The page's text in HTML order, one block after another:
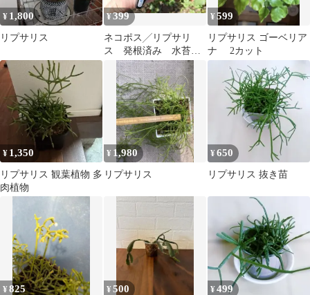
¥ 1,800
リプサリス
¥399
ネコポス╱リプサリ
ス 発根済み 水苔栽
培 匿名配送
¥599
リプサリス ゴーベリア
ナ 2カット
¥ 1,350
リプサリス 観葉植物 多
肉植物
¥ 1,980
リプサリス
¥650
リプサリス 抜き苗
¥825 ¥500 ¥499